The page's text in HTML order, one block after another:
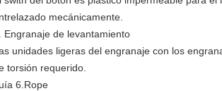
mecánicamente.
Engranaje de levantamiento
unidades ligeras del engranaje con los
torsión requerido.
6.Rope